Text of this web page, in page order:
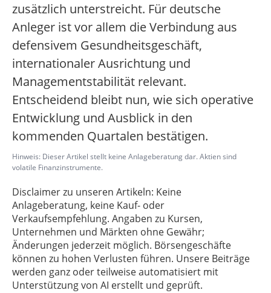
zusätzlich unterstreicht. Für deutsche
Anleger ist vor allem die Verbindung aus
defensivem Gesundheitsgeschäft,
internationaler Ausrichtung und
Managementstabilität relevant.
Entscheidend bleibt nun, wie sich operative
Entwicklung und Ausblick in den
kommenden Quartalen bestätigen.
Hinweis: Dieser Artikel stellt keine Anlageberatung dar. Aktien sind
volatile Finanzinstrumente.
Disclaimer zu unseren Artikeln: Keine
Anlageberatung, keine Kauf- oder
Verkaufsempfehlung. Angaben zu Kursen,
Unternehmen und Märkten ohne Gewähr;
Änderungen jederzeit möglich. Börsengeschäfte
können zu hohen Verlusten führen. Unsere Beiträge
werden ganz oder teilweise automatisiert mit
Unterstützung von AI erstellt und geprüft.